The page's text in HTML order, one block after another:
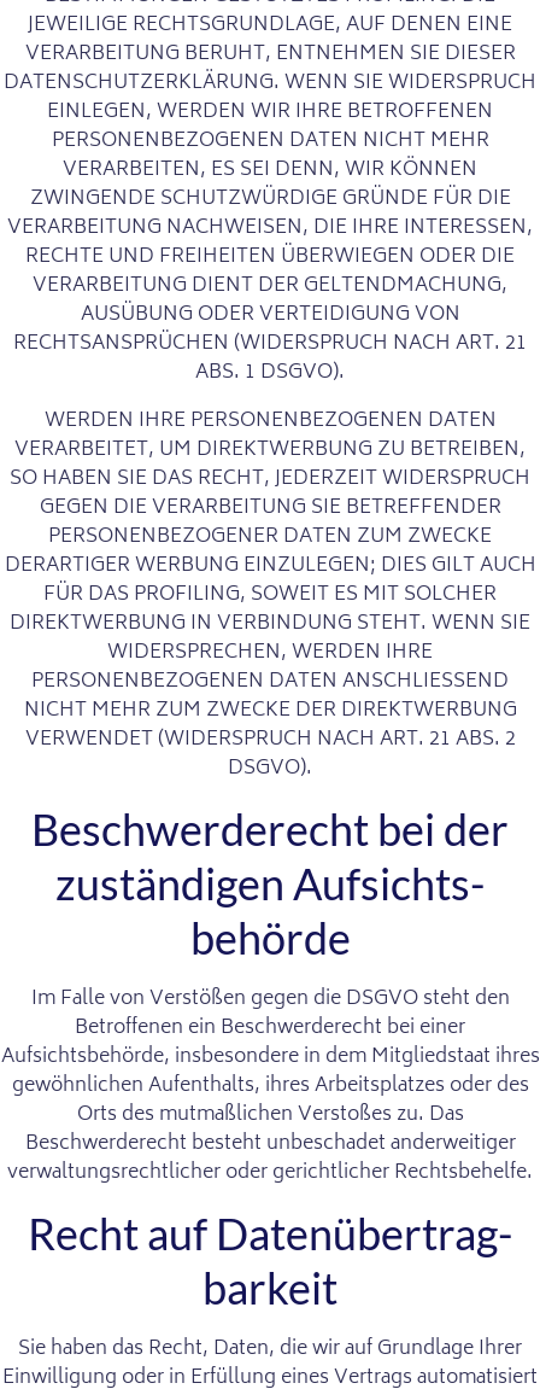
JEWEILIGE RECHTSGRUNDLAGE, AUF DENEN EINE
VERARBEITUNG BERUHT, ENTNEHMEN SIE DIESER
DATENSCHUTZERKLÄRUNG. WENN SIE WIDERSPRUCH
EINLEGEN, WERDEN WIR IHRE BETROFFENEN
PERSONENBEZOGENEN DATEN NICHT MEHR
VERARBEITEN, ES SEI DENN, WIR KÖNNEN
ZWINGENDE SCHUTZWÜRDIGE GRÜNDE FÜR DIE
VERARBEITUNG NACHWEISEN, DIE IHRE INTERESSEN,
RECHTE UND FREIHEITEN ÜBERWIEGEN ODER DIE
VERARBEITUNG DIENT DER GELTENDMACHUNG,
AUSÜBUNG ODER VERTEIDIGUNG VON
RECHTSANSPRÜCHEN (WIDERSPRUCH NACH ART. 21
ABS. 1 DSGVO).
WERDEN IHRE PERSONENBEZOGENEN DATEN
VERARBEITET, UM DIREKTWERBUNG ZU BETREIBEN,
SO HABEN SIE DAS RECHT, JEDERZEIT WIDERSPRUCH
GEGEN DIE VERARBEITUNG SIE BETREFFENDER
PERSONENBEZOGENER DATEN ZUM ZWECKE
DERARTIGER WERBUNG EINZULEGEN; DIES GILT AUCH
FÜR DAS PROFILING, SOWEIT ES MIT SOLCHER
DIREKTWERBUNG IN VERBINDUNG STEHT. WENN SIE
WIDERSPRECHEN, WERDEN IHRE
PERSONENBEZOGENEN DATEN ANSCHLIESSEND
NICHT MEHR ZUM ZWECKE DER DIREKTWERBUNG
VERWENDET (WIDERSPRUCH NACH ART. 21 ABS. 2
DSGVO).
Beschwerde­recht bei der
zuständigen Aufsichts­
behörde
Im Falle von Verstößen gegen die DSGVO steht den
Betroffenen ein Beschwerderecht bei einer
Aufsichtsbehörde, insbesondere in dem Mitgliedstaat ihres
gewöhnlichen Aufenthalts, ihres Arbeitsplatzes oder des
Orts des mutmaßlichen Verstoßes zu. Das
Beschwerderecht besteht unbeschadet anderweitiger
verwaltungsrechtlicher oder gerichtlicher Rechtsbehelfe.
Recht auf Daten­übertrag­
barkeit
Sie haben das Recht, Daten, die wir auf Grundlage Ihrer
Einwilligung oder in Erfüllung eines Vertrags automatisiert